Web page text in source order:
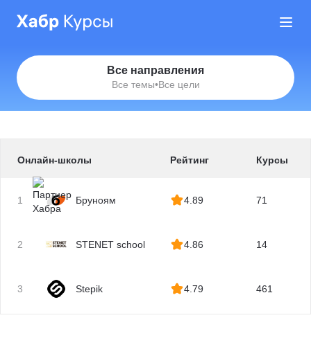
Все направления
Все темы•Все цели
Онлайн-школы Рейтинг Курсы
1 Бруноям 4.89 71
2 STENET school 4.86 14
3 Stepik 4.79 461